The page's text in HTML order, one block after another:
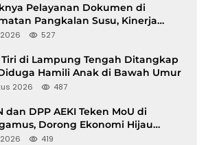
Pelayanan Dokumen di
Pangkalan Susu, Kinerja
Langkat Disorot
527
di Lampung Tengah Ditangkap
Hamili Anak di Bawah Umur
2026 487
dan DPP AEKI Teken MoU di
Dorong Ekonomi Hijau
Kopi dan Perdagangan Karbon
419